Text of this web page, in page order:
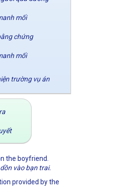
mối
chứng
mối
trường vụ án
the boyfriend.
vào bạn trai.
provided by the